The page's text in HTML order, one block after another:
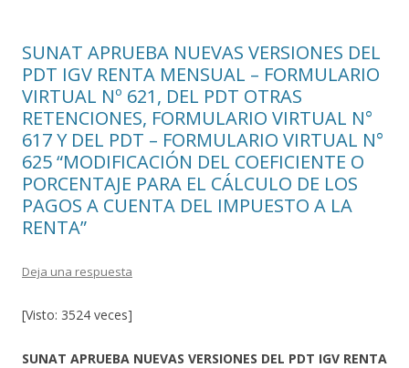
SUNAT APRUEBA NUEVAS VERSIONES DEL
PDT IGV RENTA MENSUAL – FORMULARIO
VIRTUAL Nº 621, DEL PDT OTRAS
RETENCIONES, FORMULARIO VIRTUAL N°
617 Y DEL PDT – FORMULARIO VIRTUAL N°
625 “MODIFICACIÓN DEL COEFICIENTE O
PORCENTAJE PARA EL CÁLCULO DE LOS
PAGOS A CUENTA DEL IMPUESTO A LA
RENTA”
Deja una respuesta
[Visto: 3524 veces]
SUNAT APRUEBA NUEVAS VERSIONES DEL PDT IGV RENTA